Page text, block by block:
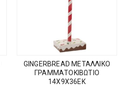
GINGERBREAD ΜΕΤΑΛΛΙΚΟ
ΓΡΑΜΜΑΤΟΚΙΒΩΤΙΟ
14Χ9Χ36ΕΚ